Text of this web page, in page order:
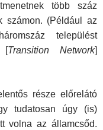
több száz
számon. (Például az
települést
[Transition Network]
része előrelátó
tudatosan úgy (is)
volna az államcsőd.